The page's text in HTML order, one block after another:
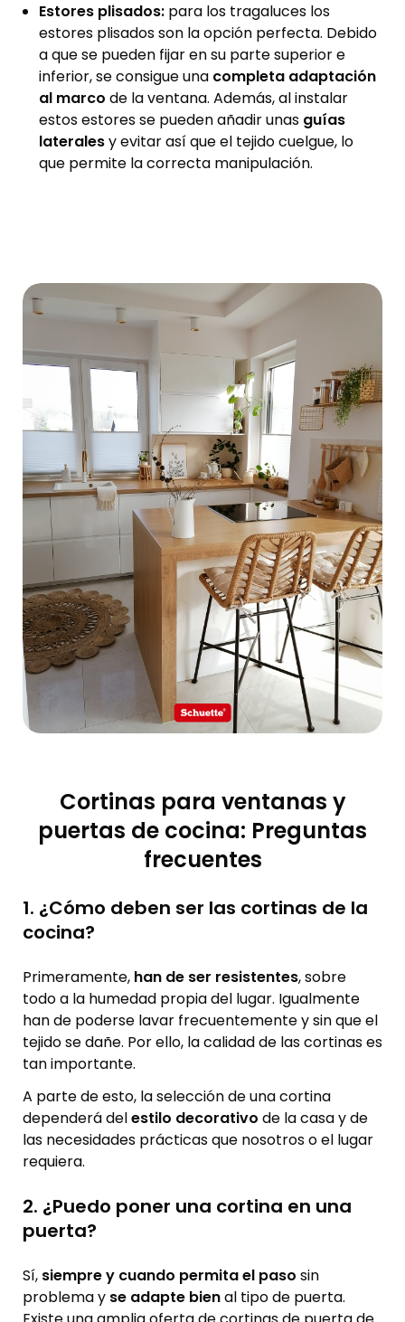
Estores plisados: para los tragaluces los
estores plisados son la opción perfecta. Debido
a que se pueden fijar en su parte superior e
inferior, se consigue una completa adaptación
al marco de la ventana. Además, al instalar
estos estores se pueden añadir unas guías
lateralesy evitar así que el tejido cuelgue, lo
que permite la correcta manipulación.
Cortinas para ventanas y
puertas de cocina: Preguntas
frecuentes
1. ¿Cómo deben ser las cortinas de la
cocina?
Primeramente, han de ser resistentes, sobre
todo a la humedad propia del lugar. Igualmente
han de poderse lavar frecuentemente y sin que el
tejido se dañe. Por ello, la calidad de las cortinas es
tan importante.
A parte de esto, la selección de una cortina
dependerá delestilo decorativo de la casa y de
las necesidades prácticas que nosotros o el lugar
requiera.
2. ¿Puedo poner una cortina en una
puerta?
Sí, siempre y cuando permita el paso sin
problema y se adapte bienal tipo de puerta.